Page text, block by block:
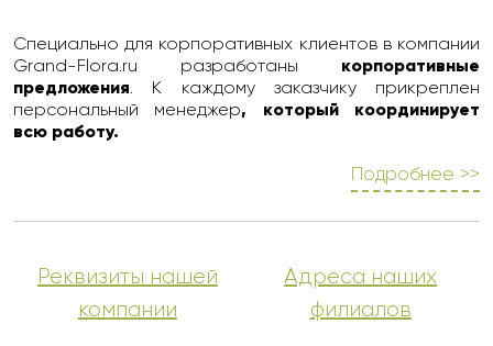
Специально для корпоративных клиентов в компании
Grand-Flora.ru разработаны корпоративные
предложения. К каждому заказчику прикреплен
персональный менеджер, который координирует
всю работу.
Подробнее >>
Реквизиты нашей
компании
Адреса наших
филиалов